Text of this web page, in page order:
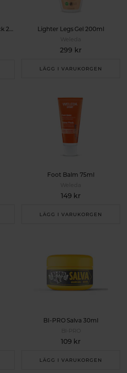
Hiruderm Forte Ekonomipack 2x100ml Lighter Legs Gel 200ml
Weleda
299 kr
LÄGG I VARUKORGEN
Foot Balm 75ml
Weleda
149 kr
LÄGG I VARUKORGEN
BI-PRO Salva 30ml
109 kr
LÄGG I VARUKORGEN